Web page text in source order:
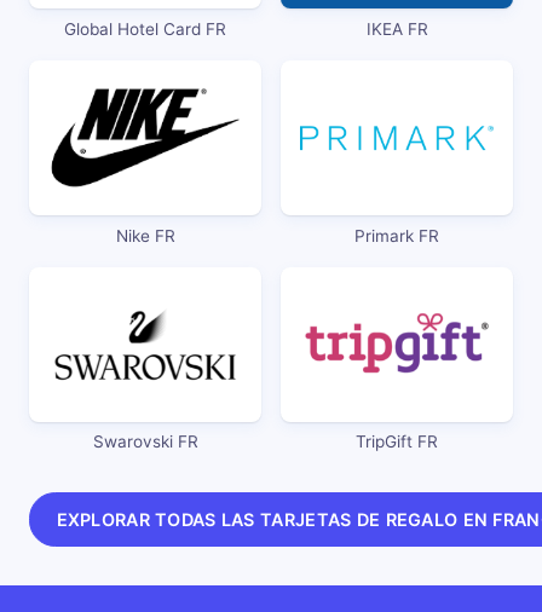
Global Hotel Card FR IKEA FR
Nike FR Primark FR
Swarovski FR TripGift FR
EXPLORAR TODAS LAS TARJETAS DE REGALO EN